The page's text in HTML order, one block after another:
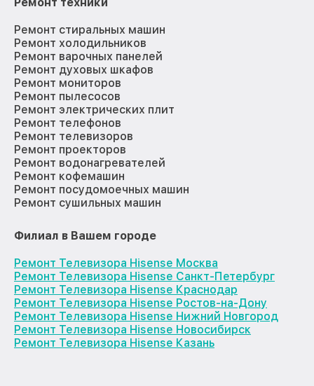
Ремонт стиральных машин
Ремонт холодильников
Ремонт варочных панелей
Ремонт духовых шкафов
Ремонт мониторов
Ремонт пылесосов
Ремонт электрических плит
Ремонт телефонов
Ремонт телевизоров
Ремонт проекторов
Ремонт водонагревателей
Ремонт кофемашин
Ремонт посудомоечных машин
Ремонт сушильных машин
Филиал в Вашем городе
Ремонт Телевизора Hisense Москва
Ремонт Телевизора Hisense Санкт-Петербург
Ремонт Телевизора Hisense Краснодар
Ремонт Телевизора Hisense Ростов-на-Дону
Ремонт Телевизора Hisense Нижний Новгород
Ремонт Телевизора Hisense Новосибирск
Ремонт Телевизора Hisense Казань